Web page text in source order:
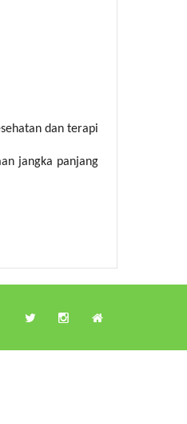
dan terapi
jangka panjang